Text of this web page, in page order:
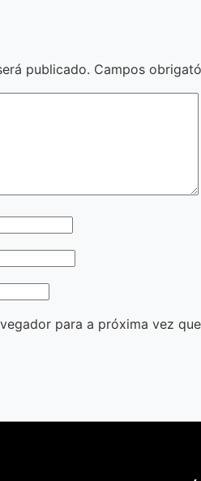
publicado. Campos
para a próxima vez